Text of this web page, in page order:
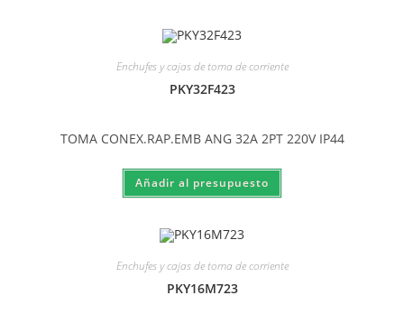
Enchufes y cajas de toma de corriente
PKY32F423
TOMA CONEX.RAP.EMB ANG 32A 2PT 220V IP44
Enchufes y cajas de toma de corriente
PKY16M723